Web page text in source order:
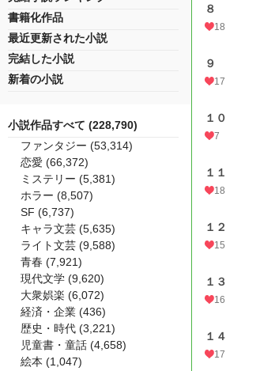
８
18
９
17
１０
7
１１
18
１２
15
１３
16
１４
17
書籍化作品
最近更新された小説
完結した小説
新着の小説
小説作品すべて (228,790)
ファンタジー (53,314)
恋愛 (66,372)
ミステリー (5,381)
ホラー (8,507)
SF (6,737)
キャラ文芸 (5,635)
ライト文芸 (9,588)
青春 (7,921)
現代文学 (9,620)
大衆娯楽 (6,072)
経済・企業 (436)
歴史・時代 (3,221)
児童書・童話 (4,658)
絵本 (1,047)